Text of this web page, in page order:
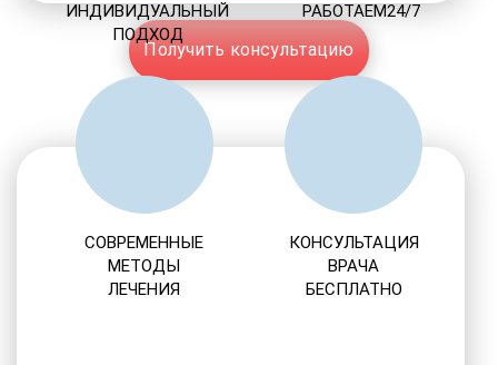
Получить консультацию
ИНДИВИДУАЛЬНЫЙ
ПОДХОД
РАБОТАЕМ24/7
СОВРЕМЕННЫЕ
МЕТОДЫ
ЛЕЧЕНИЯ
КОНСУЛЬТАЦИЯ
ВРАЧА
БЕСПЛАТНО